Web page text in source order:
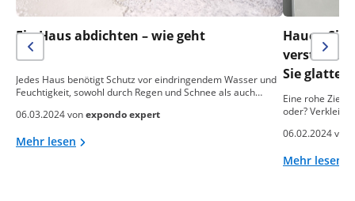
Ein Haus abdichten – wie geht
das?
Jedes Haus benötigt Schutz vor eindringendem Wasser und
Feuchtigkeit, sowohl durch Regen und Schnee als auch…
06.03.2024 vonexpondo expert
Mehr lesen
Hauen Sie
Sie glatte
Eine rohe
oder?
06.02.2024 von
Mehr lesen